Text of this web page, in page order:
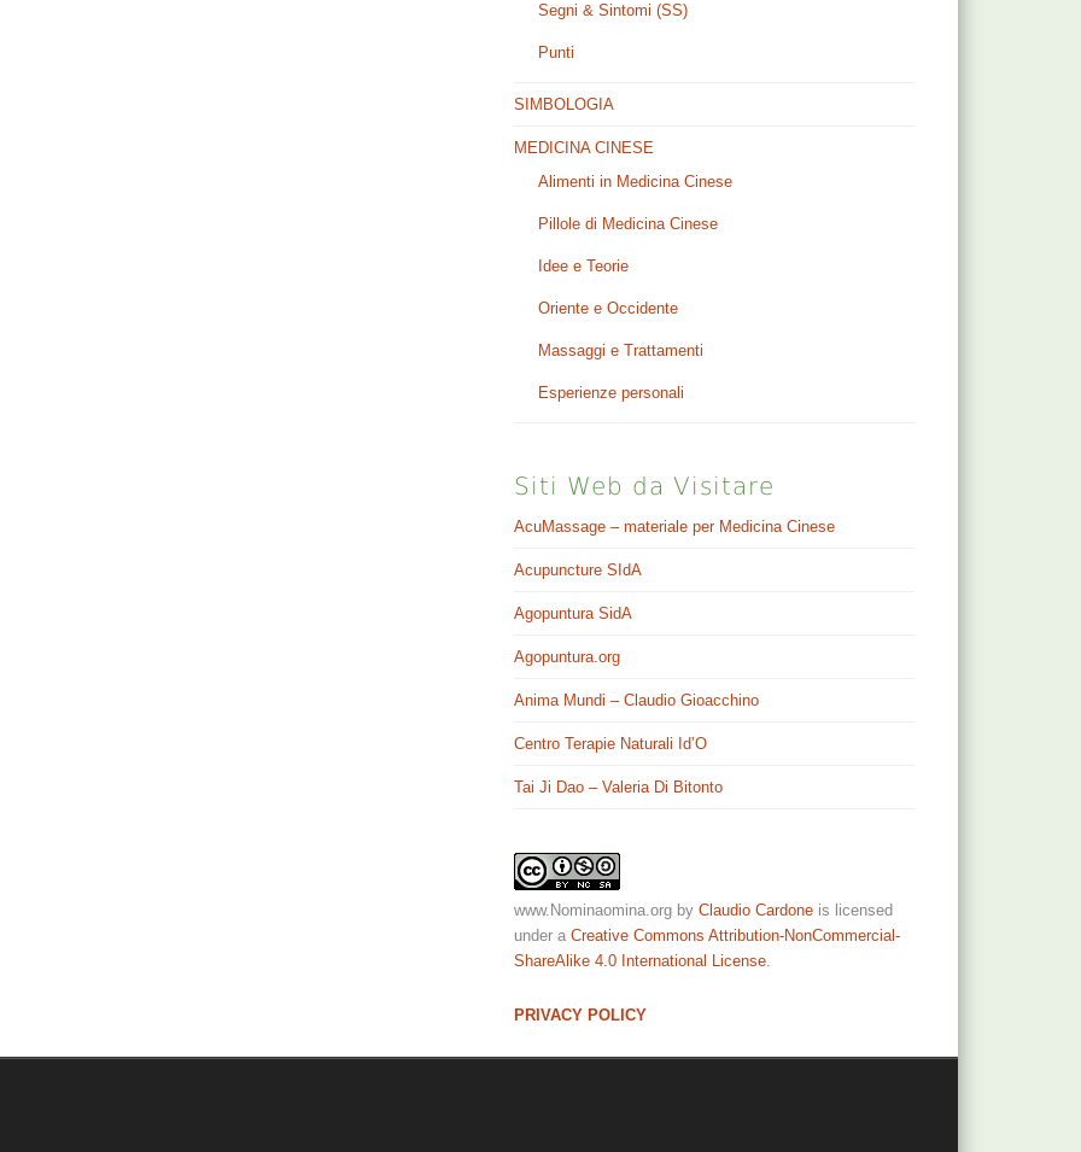
Segni & Sintomi (SS)
Punti
SIMBOLOGIA
MEDICINA CINESE
Alimenti in Medicina Cinese
Pillole di Medicina Cinese
Idee e Teorie
Oriente e Occidente
Massaggi e Trattamenti
Esperienze personali
Siti Web da Visitare
AcuMassage – materiale per Medicina Cinese
Acupuncture SIdA
Agopuntura SidA
Agopuntura.org
Anima Mundi – Claudio Gioacchino
Centro Terapie Naturali Id’O
Tai Ji Dao – Valeria Di Bitonto
www.Nominaomina.org byClaudio Cardone is licensed
under aCreative Commons Attribution-NonCommercial-
ShareAlike 4.0 International License
PRIVACY POLICY